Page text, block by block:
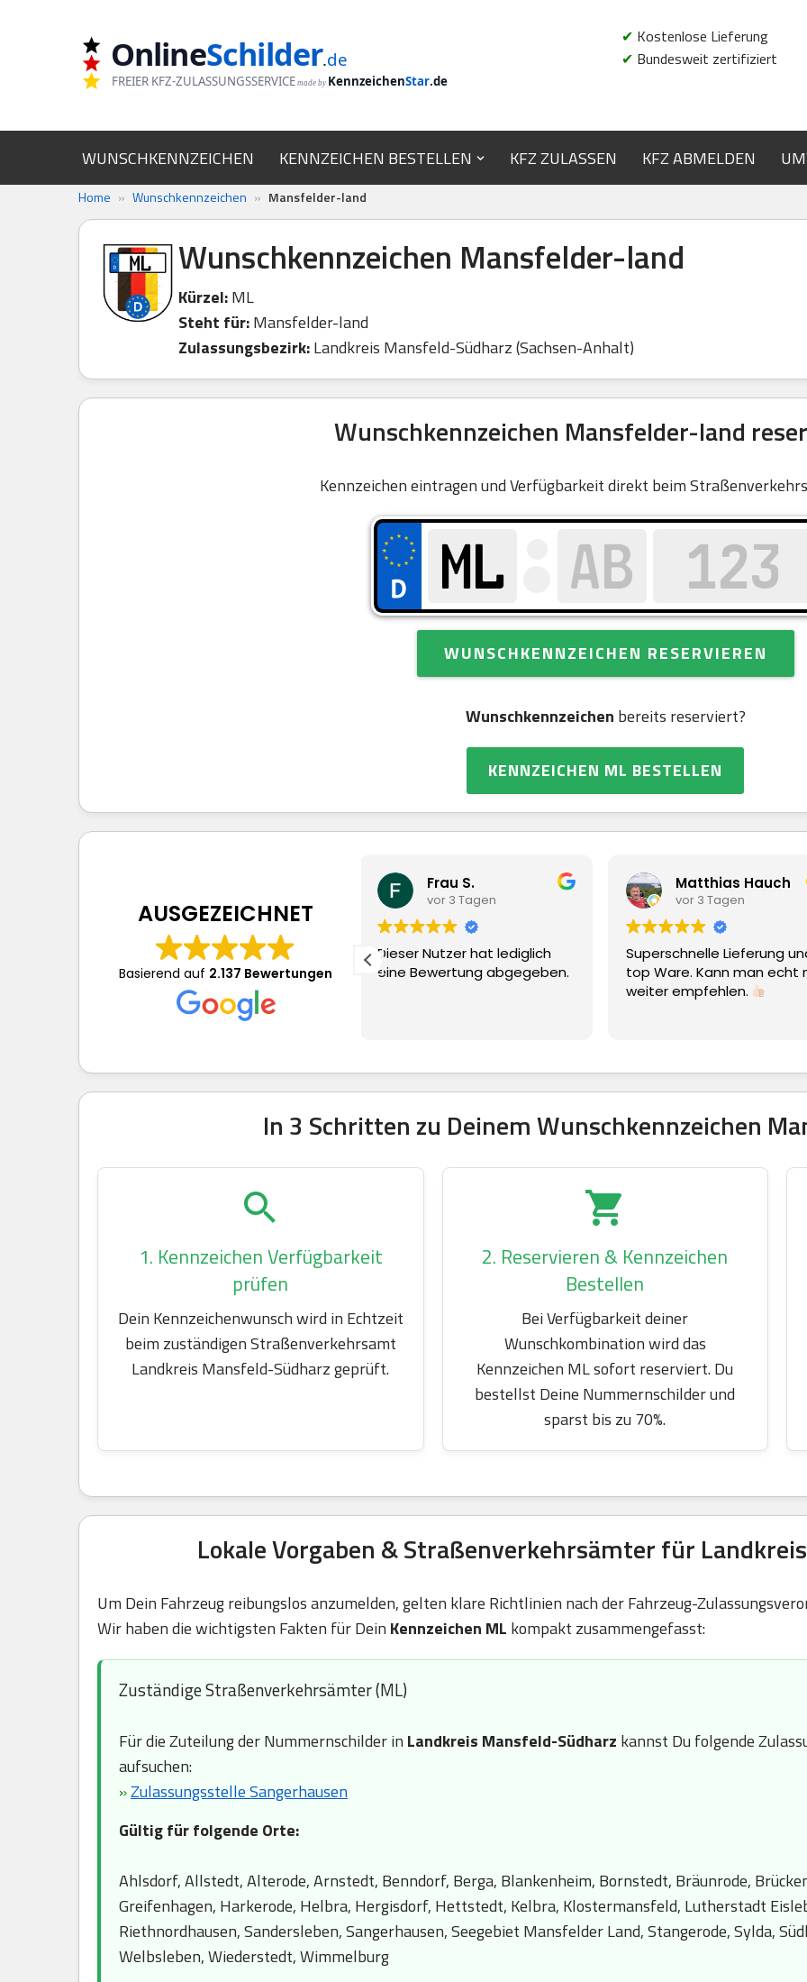
OnlineSchilder.de
FREIER KFZ-ZULASSUNGSSERVICE made by KennzeichenStar.de
✔ Kostenlose Lieferung
✔ Bundesweit zertifiziert
WUNSCHKENNZEICHEN KENNZEICHEN BESTELLEN KFZ ZULASSEN KFZ ABMELDEN
Home » Wunschkennzeichen » Mansfelder-land
Wunschkennzeichen Mansfelder-land
Kürzel:ML
Steht für:Mansfelder-land
Zulassungsbezirk:Landkreis Mansfeld-Südharz (Sachsen-Anhalt)
Wunschkennzeichen Mansfelder-land
Kennzeichen eintragen und Verfügbarkeit direkt beim
WUNSCHKENNZEICHEN RESERVIEREN
Wunschkennzeichen bereits reserviert?
KENNZEICHEN ML BESTELLEN
AUSGEZEICHNET
Basierend auf 2.137 Bewertungen
Dieser Nutzer hat lediglich
eine Bewertung abgegeben.
Matthias Hauch
vor 3 Tagen
Superschnelle Lieferung und
top Ware. Kann man echt nur
Lutz Kammel
vor 3 Tagen
Einfache Bestellung
In 3 Schritten zu Deinem Wunschkennzeichen
1. Kennzeichen Verfügbarkeit
prüfen
Dein Kennzeichenwunsch wird in Echtzeit
beim zuständigen Straßenverkehrsamt
Landkreis Mansfeld-Südharz geprüft.
2. Reservieren & Kennzeichen
Bestellen
Bei Verfügbarkeit deiner
Wunschkombination wird das
Kennzeichen ML sofort reserviert. Du
bestellst Deine Nummernschilder und
sparst bis zu 70%.
Lokale Vorgaben & Straßenverkehrsämter für
Um Dein Fahrzeug reibungslos anzumelden, gelten klare Richtlinien nach der Fahrzeug-
Wir haben die wichtigsten Fakten für Dein Kennzeichen ML kompakt zusammengefasst:
Zuständige Straßenverkehrsämter (ML)
Für die Zuteilung der Nummernschilder in Landkreis Mansfeld-Südharz kannst Du folgende
aufsuchen:
»Zulassungsstelle Sangerhausen
Gültig für folgende Orte:
Ahlsdorf, Allstedt, Alterode, Arnstedt, Benndorf, Berga, Blankenheim, Bornstedt, Bräunrode,
Greifenhagen, Harkerode, Helbra, Hergisdorf, Hettstedt, Kelbra, Klostermansfeld, Lutherstadt
Riethnordhausen, Sandersleben, Sangerhausen, Seegebiet Mansfelder Land, Stangerode, Sylda,
Welbsleben, Wiederstedt, Wimmelburg